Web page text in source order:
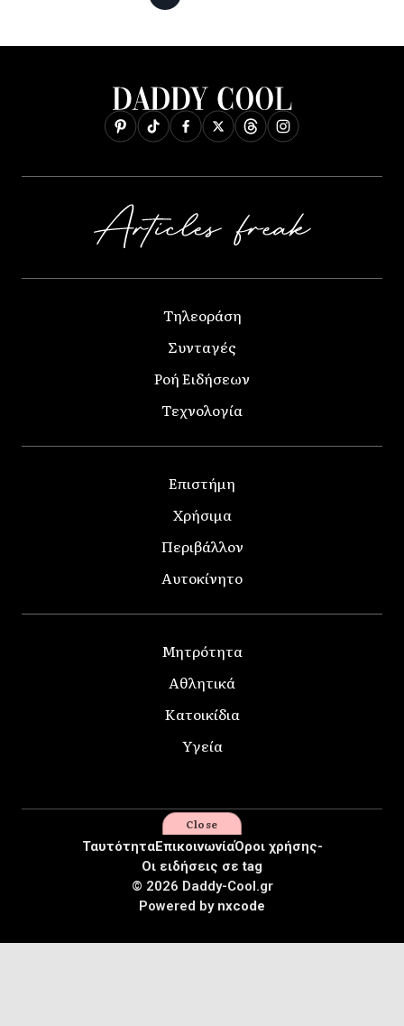
Τηλεοράση
Συνταγές
Ροή Ειδήσεων
Τεχνολογία
Επιστήμη
Χρήσιμα
Περιβάλλον
Αυτοκίνητο
Μητρότητα
Αθλητικά
Κατοικίδια
Υγεία
© 2026 Daddy-Cool.gr
ΤαυτότηταΕπικοινωνίαΌροι χρήσης-
Οι ειδήσεις σε tag
Powered by nxcode
Close